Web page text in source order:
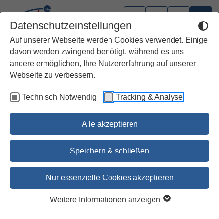
Datenschutzeinstellungen
Auf unserer Webseite werden Cookies verwendet. Einige
davon werden zwingend benötigt, während es uns
andere ermöglichen, Ihre Nutzererfahrung auf unserer
Webseite zu verbessern.
Technisch Notwendig Tracking & Analyse
Alle akzeptieren
Speichern & schließen
Nur essenzielle Cookies akzeptieren
Weitere Informationen anzeigen